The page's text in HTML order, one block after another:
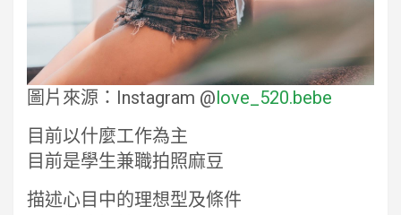
圖片來源：Instagram @love_520.bebe
目前以什麼工作為主
目前是學生兼職拍照麻豆
描述心目中的理想型及條件